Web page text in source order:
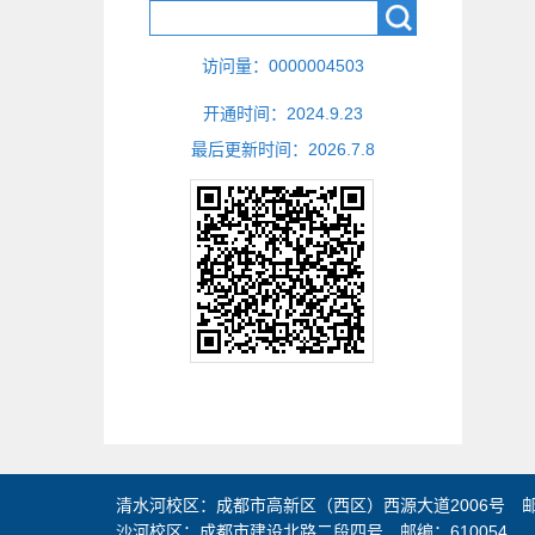
访问量： 0000004503
开通时间： 2024 9 23
最后更新时间： 2026 7 8
清水河校区：成都市高新区（西区）西源大道2006号